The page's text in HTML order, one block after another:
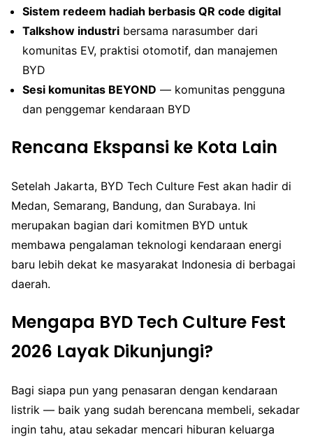
Sistem redeem hadiah berbasis QR code digital
Talkshow industri bersama narasumber dari
komunitas EV, praktisi otomotif, dan manajemen
BYD
Sesi komunitas BEYOND — komunitas pengguna
dan penggemar kendaraan BYD
Rencana Ekspansi ke Kota Lain
Setelah Jakarta, BYD Tech Culture Fest akan hadir di
Medan, Semarang, Bandung, dan Surabaya. Ini
merupakan bagian dari komitmen BYD untuk
membawa pengalaman teknologi kendaraan energi
baru lebih dekat ke masyarakat Indonesia di berbagai
daerah.
Mengapa BYD Tech Culture Fest
2026 Layak Dikunjungi?
Bagi siapa pun yang penasaran dengan kendaraan
listrik — baik yang sudah berencana membeli, sekadar
ingin tahu, atau sekadar mencari hiburan keluarga